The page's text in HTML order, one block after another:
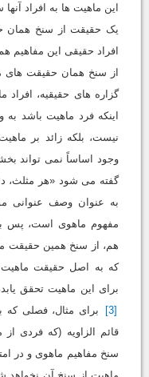
این ماهیت ها به افراد
یک حقیقت از سنخ همان
افراد حقیقی این مفاهیم
از سنخ همان حقیقت های
گزاره های حقیقیه،
اینکه فرد ماهیت باشد به
نیست، بلکه زائد بر
وجود اساساً نمی تواند
گفته می شود «هر مثلث،
به عنوان وصف عنوانی
مفهوم ماهوی است، پس
هم، از سنخ همین حقیقت
که به اصل حقیقت ماهیت
برای این ماهیت تحقق
[3]
برای مثال، فصلی
قائم الزاویه (که فردی
سنخ مفاهیم ماهوی و در